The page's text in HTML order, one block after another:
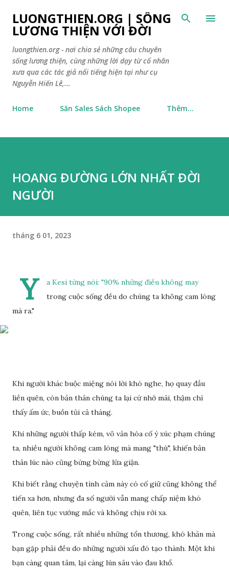
Chuyển đến nội dung chính
LUONGTHIEN.ORG | SỐNG
LƯƠNG THIỆN VỚI ĐỜI
luongthien.org - nơi chia sẻ những câu chuyên
sống lương thiện, cùng những lời dạy từ cổ nhân
xưa qua các tác giả nổi tiếng hiện tại như cụ
Nguyễn Hiến Lê,...
Home Săn Sales Sách Shopee Thêm…
HOANG ĐƯỜNG LỚN NHẤT ĐỜI
NGƯỜI
tháng 6 01, 2023
Y
a Kesi từng nói: "90% những điều không may
trong cuộc sống đều do chúng ta không cam lòng
mà ra."
Khi người khác buộc miệng nói lời khó nghe, họ quay đầu
liền quên, còn bản thân chúng ta lại cứ nhớ mãi, thậm chí
thấy ấm ức, buồn tủi cả tháng.
Khi những người thấp kém, vô văn hóa cố ý xúc phạm chúng
ta, nhiều người không cam lòng mà mang "thù", khiến bản
thân lúc nào cũng bừng bừng lửa giận.
Khi biết rằng chuyện tình cảm này có cố giữ cũng không thể
tiến xa hơn, nhưng đa số người vẫn mang chấp niệm khó
quên, liên tục vướng mắc và không chịu rời xa.
Trong cuộc sống, rất nhiều những tổn thương, khó khăn mà
bạn gặp phải đều do những người xấu đó tạo thành. Một khi
bạn càng quan tâm, lại càng lún sâu vào đau khổ.